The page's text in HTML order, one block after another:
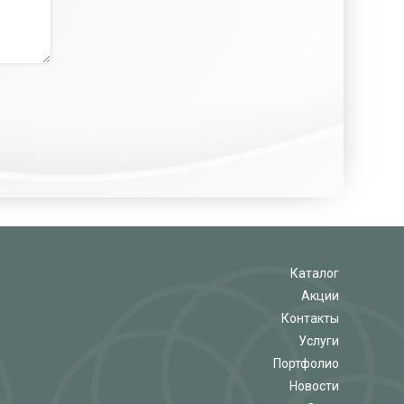
Каталог
Акции
Контакты
Услуги
Портфолио
Новости